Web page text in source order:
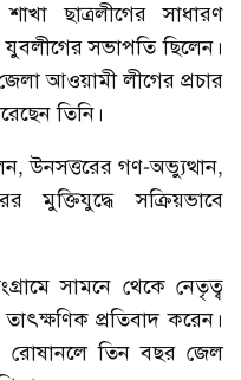
ছাত্রলীগের সাধারণ
সভাপতি ছিলেন।
আওয়ামী লীগের প্রচার
তিনি।
উনসত্তরের গণ-অভ্যুত্থান,
মুক্তিযুদ্ধে সক্রিয়ভাবে
সামনে থেকে নেতৃত্ব
প্রতিবাদ করেন।
রোষানলে তিন বছর জেল